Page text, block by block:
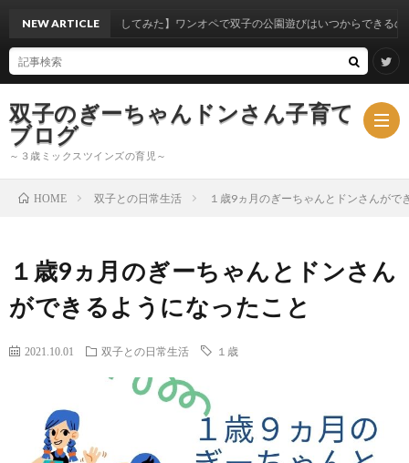
双子のぎーちゃんドンさん子育て
ブログ
～３歳ミックスツインズの育児～
ロ
ミ
NEW ARTICLE
から考察してみた】ワンオペで双子の公園遊びはいつからできるのか？
HOME 双子との日常生活 １歳9ヵ月のぎーちゃんとドンさんがで
１歳9ヵ月のぎーちゃんとドンさん
ができるようになったこと
2021.10.01 双子との日常生活 １歳